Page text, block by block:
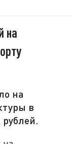
на
на
в